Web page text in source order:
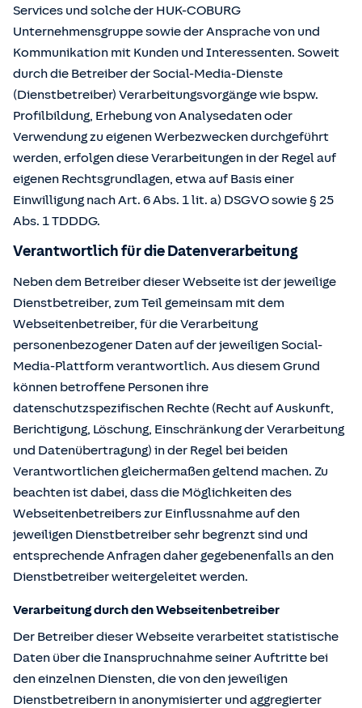
Services und solche der HUK-COBURG
Unternehmensgruppe sowie der Ansprache von und
Kommunikation mit Kunden und Interessenten. Soweit
durch die Betreiber der Social-Media-Dienste
(Dienstbetreiber) Verarbeitungsvorgänge wie bspw.
Profilbildung, Erhebung von Analysedaten oder
Verwendung zu eigenen Werbezwecken durchgeführt
werden, erfolgen diese Verarbeitungen in der Regel auf
eigenen Rechtsgrundlagen, etwa auf Basis einer
Einwilligung nach Art. 6 Abs. 1 lit. a) DSGVO sowie § 25
Abs. 1 TDDDG.
Verantwortlich für die Datenverarbeitung
Neben dem Betreiber dieser Webseite ist der jeweilige
Dienstbetreiber, zum Teil gemeinsam mit dem
Webseitenbetreiber, für die Verarbeitung
personenbezogener Daten auf der jeweiligen Social-
Media-Plattform verantwortlich. Aus diesem Grund
können betroffene Personen ihre
datenschutzspezifischen Rechte (Recht auf Auskunft,
Berichtigung, Löschung, Einschränkung der Verarbeitung
und Datenübertragung) in der Regel bei beiden
Verantwortlichen gleichermaßen geltend machen. Zu
beachten ist dabei, dass die Möglichkeiten des
Webseitenbetreibers zur Einflussnahme auf den
jeweiligen Dienstbetreiber sehr begrenzt sind und
entsprechende Anfragen daher gegebenenfalls an den
Dienstbetreiber weitergeleitet werden.
Verarbeitung durch den Webseitenbetreiber
Der Betreiber dieser Webseite verarbeitet statistische
Daten über die Inanspruchnahme seiner Auftritte bei
den einzelnen Diensten, die von den jeweiligen
Dienstbetreibern in anonymisierter und aggregierter